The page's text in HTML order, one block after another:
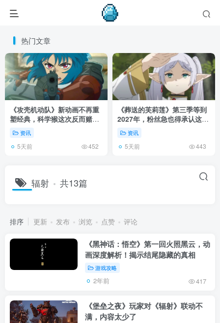
热门文章
《攻壳机动队》新动画不再重
塑经典，科学猴这次反而赌对
了！资讯
5天前 452
《葬送的芙莉莲》第三季等到
2027年，粉丝急也得承认这次
慢得有道理！
资讯
5天前 443
辐射 共13篇
排序 更新 发布 浏览 点赞 评论
《黑神话：悟空》第一回火照黑云，动
画深度解析！揭示结尾隐藏的真相
游戏攻略
2年前 417
《堡垒之夜》玩家对《辐射》联动不
满，内容太少了